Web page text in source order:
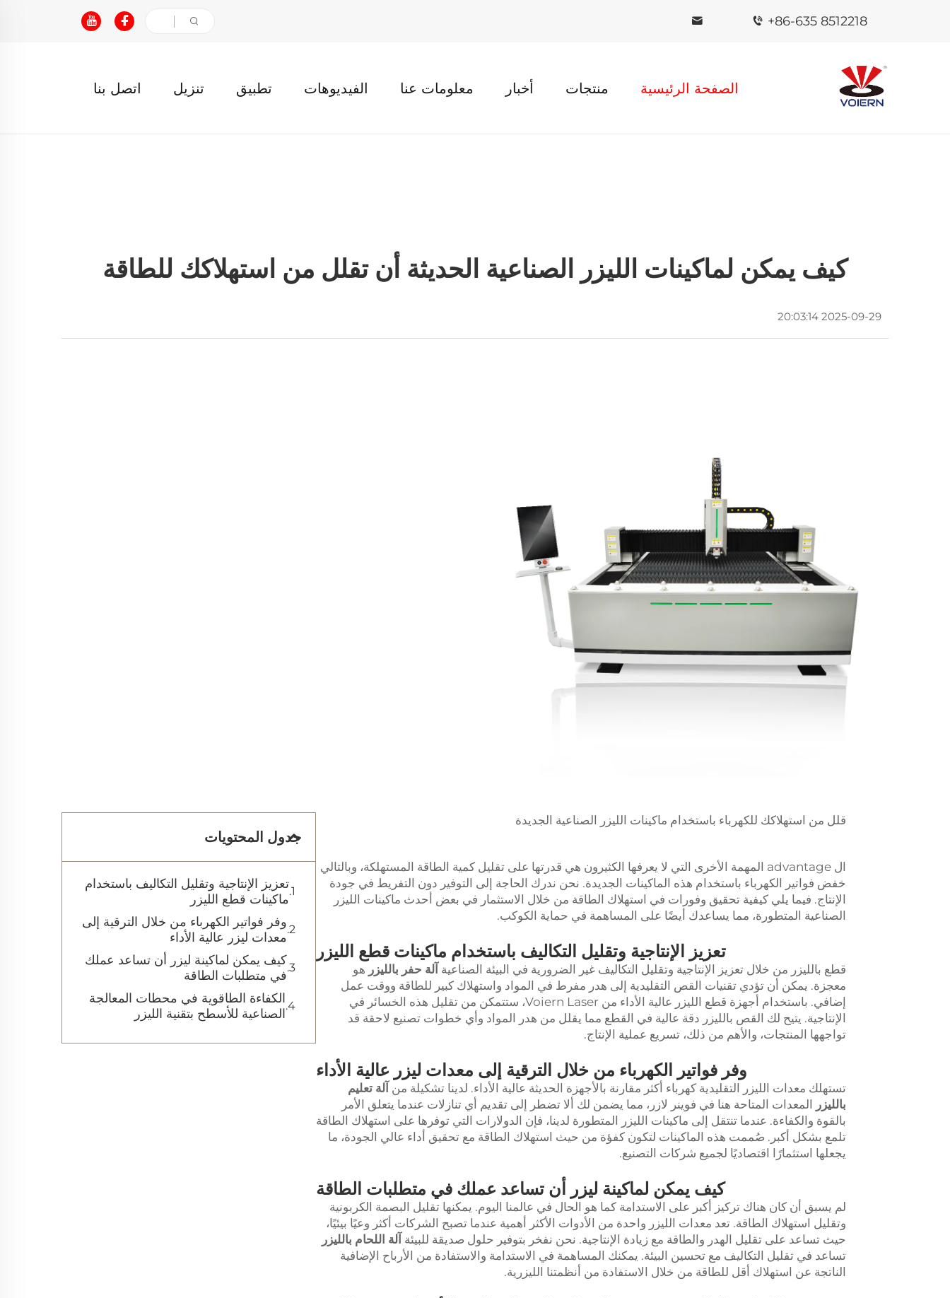
+86-635 8512218
الصفحة الرئيسية منتجات أخبار معلومات عنا الفيديوهات تطبيق تنزيل اتصل بنا
كيف يمكن لماكينات الليزر الصناعية الحديثة أن تقلل من استهلاكك للطاقة
2025-09-29 20:03:14
قلل من استهلاكك للكهرباء باستخدام ماكينات الليزر الصناعية الجديدة
ال advantage المهمة الأخرى التي لا يعرفها الكثيرون هي قدرتها على تقليل كمية الطاقة المستهلكة، وبالتالي
خفض فواتير الكهرباء باستخدام هذه الماكينات الجديدة. نحن ندرك الحاجة إلى التوفير دون التفريط في جودة
الإنتاج. فيما يلي كيفية تحقيق وفورات في استهلاك الطاقة من خلال الاستثمار في بعض أحدث ماكينات الليزر
الصناعية المتطورة، مما يساعدك أيضًا على المساهمة في حماية الكوكب.
تعزيز الإنتاجية وتقليل التكاليف باستخدام ماكينات قطع الليزر
قطع بالليزر من خلال تعزيز الإنتاجية وتقليل التكاليف غير الضرورية في البيئة الصناعية آلة حفر بالليزر هو
معجزة. يمكن أن تؤدي تقنيات القص التقليدية إلى هدر مفرط في المواد واستهلاك كبير للطاقة ووقت عمل
إضافي. باستخدام أجهزة قطع الليزر عالية الأداء من Voiern Laser، ستتمكن من تقليل هذه الخسائر في
الإنتاجية. يتيح لك القص بالليزر دقة عالية في القطع مما يقلل من هدر المواد وأي خطوات تصنيع لاحقة قد
تواجهها المنتجات، والأهم من ذلك، تسريع عملية الإنتاج.
وفر فواتير الكهرباء من خلال الترقية إلى معدات ليزر عالية الأداء
تستهلك معدات الليزر التقليدية كهرباء أكثر مقارنة بالأجهزة الحديثة عالية الأداء. لدينا تشكيلة من آلة تعليم
بالليزر
المعدات المتاحة هنا في فوينر لازر، مما يضمن لك ألا تضطر إلى تقديم أي تنازلات عندما يتعلق الأمر
بالقوة والكفاءة. عندما تنتقل إلى ماكينات الليزر المتطورة لدينا، فإن الدولارات التي توفرها على استهلاك الطاقة
تلمع بشكل أكبر. صُممت هذه الماكينات لتكون كفؤة من حيث استهلاك الطاقة مع تحقيق أداء عالي الجودة، ما
يجعلها استثمارًا اقتصاديًا لجميع شركات التصنيع.
كيف يمكن لماكينة ليزر أن تساعد عملك في متطلبات الطاقة
لم يسبق أن كان هناك تركيز أكبر على الاستدامة كما هو الحال في عالمنا اليوم. يمكنها تقليل البصمة الكربونية
وتقليل استهلاك الطاقة. تعد معدات الليزر واحدة من الأدوات الأكثر أهمية عندما تصبح الشركات أكثر وعيًا بيئيًا،
حيث تساعد على تقليل الهدر والطاقة مع زيادة الإنتاجية. نحن نفخر بتوفير حلول صديقة للبيئة آلة اللحام بالليزر
تساعد في تقليل التكاليف مع تحسين البيئة. يمكنك المساهمة في الاستدامة والاستفادة من الأرباح الإضافية
الناتجة عن استهلاك أقل للطاقة من خلال الاستفادة من أنظمتنا الليزرية.
جدول المحتويات
تعزيز الإنتاجية وتقليل التكاليف باستخدام
ماكينات قطع الليزر
وفر فواتير الكهرباء من خلال الترقية إلى
معدات ليزر عالية الأداء
كيف يمكن لماكينة ليزر أن تساعد عملك
في متطلبات الطاقة
الكفاءة الطاقوية في محطات المعالجة
الصناعية للأسطح بتقنية الليزر